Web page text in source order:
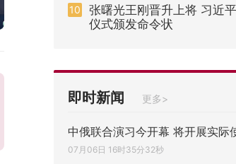
10
张曙光王刚晋升上将 习近
仪式颁发命令状
即时新闻 更多>
中俄联合演习今开幕 将开展实际
07月06日 16时35分32秒